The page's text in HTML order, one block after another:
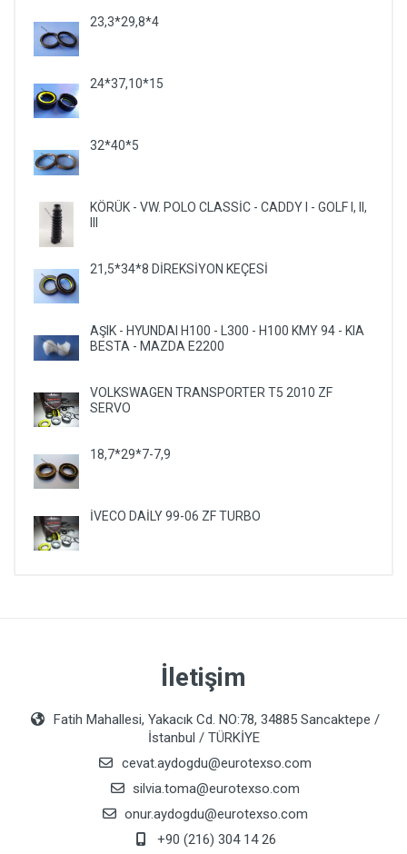
23,3*29,8*4
24*37,10*15
32*40*5
KÖRÜK - VW. POLO CLASSİC - CADDY I - GOLF I, II,
21,5*34*8 DİREKSİYON KEÇESİ
AŞIK - HYUNDAI H100 - L300 - H100 KMY 94 - KIA
BESTA - MAZDA E2200
VOLKSWAGEN TRANSPORTER T5 2010 ZF
SERVO
18,7*29*7-7,9
İVECO DAİLY 99-06 ZF TURBO
İletişim
Fatih Mahallesi, Yakacık Cd. NO:78, 34885 Sancaktepe /
İstanbul / TÜRKİYE
cevat.aydogdu@eurotexso.com
silvia.toma@eurotexso.com
onur.aydogdu@eurotexso.com
+90 (216) 304 14 26